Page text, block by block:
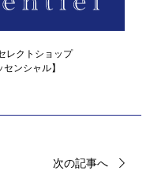
レクトショップ
ンシャル】
次の記事へ